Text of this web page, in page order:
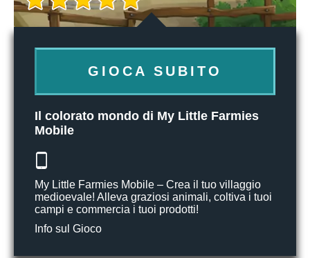
GIOCA SUBITO
Il colorato mondo di My Little Farmies
Mobile
My Little Farmies Mobile – Crea il tuo villaggio
medioevale! Alleva graziosi animali, coltiva i tuoi
campi e commercia i tuoi prodotti!
Info sul Gioco